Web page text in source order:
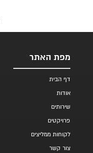
מפת האתר
דף הבית
אודות
שירותים
פרויקטים
לקוחות ממליצים
צור קשר